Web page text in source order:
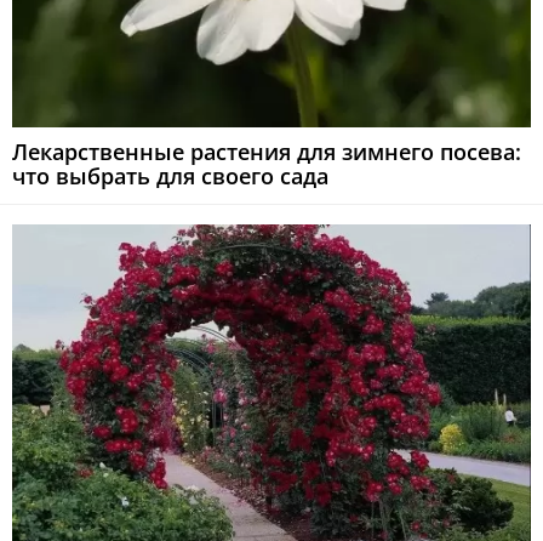
Лекарственные растения для зимнего посева:
что выбрать для своего сада